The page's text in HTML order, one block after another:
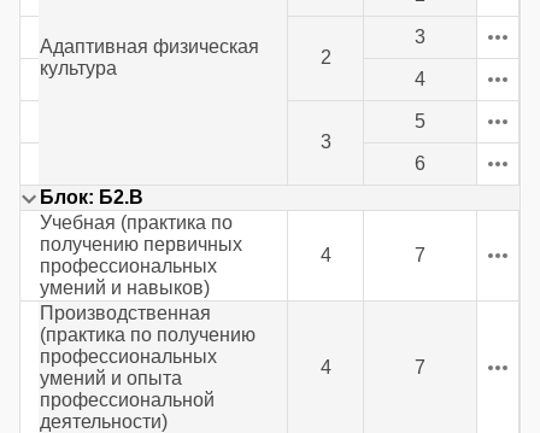
Адаптивная физическая
культура
2
3
4
3
5
6
Блок: Б2.В
Учебная (практика по
получению первичных
профессиональных
умений и навыков)
4 7
Производственная
(практика по получению
профессиональных
умений и опыта
профессиональной
деятельности)
4 7